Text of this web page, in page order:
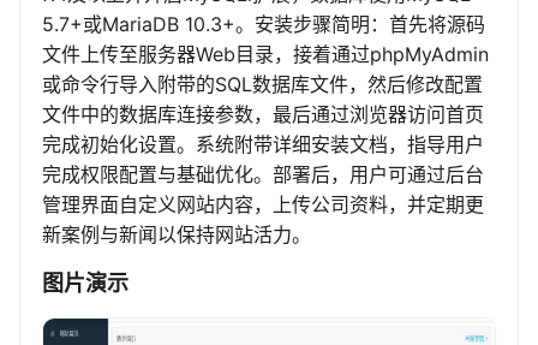
5.7+或MariaDB 10.3+。安装步骤简明：首先将源码
文件上传至服务器Web目录，接着通过phpMyAdmin
或命令行导入附带的SQL数据库文件，然后修改配置
文件中的数据库连接参数，最后通过浏览器访问首页
完成初始化设置。系统附带详细安装文档，指导用户
完成权限配置与基础优化。部署后，用户可通过后台
管理界面自定义网站内容，上传公司资料，并定期更
新案例与新闻以保持网站活力。
图片演示